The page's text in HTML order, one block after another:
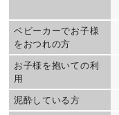
ベビーカーでお子様
をおつれの方
お子様を抱いての利
用
泥酔している方